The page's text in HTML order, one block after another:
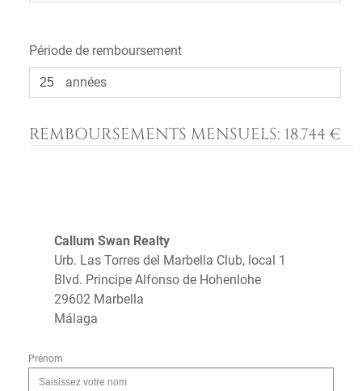
Période de remboursement
années
REMBOURSEMENTS MENSUELS: 18.744 €
Callum Swan Realty
Urb. Las Torres del Marbella Club, local 1
Blvd. Principe Alfonso de Hohenlohe
29602 Marbella
Málaga
Prénom